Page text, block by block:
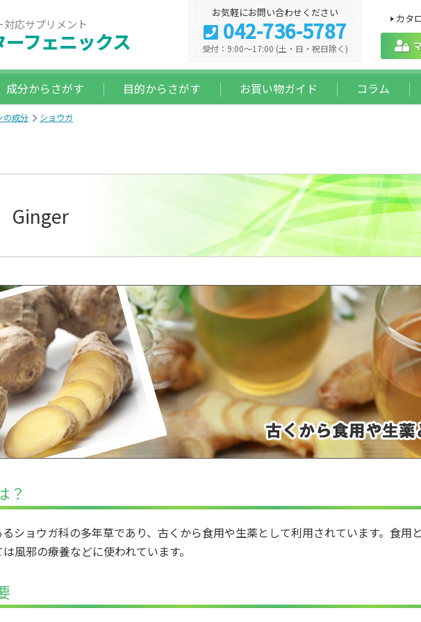
対応サプリメント
ーフェニックス
成分からさがす 目的からさがす お買い物ガイド コラム
カタ
お気軽にお問い合わせください
042-736-5787
受付：9:00～17:00 (土・日・祝日除く)
の成分 ショウガ
Ginger
？
ショウガ科の多年草であり、古くから食用や生薬として利用されています。食用
風邪の療養などに使われています。